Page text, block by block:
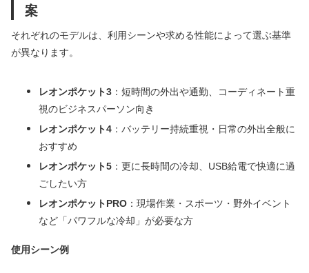
案
それぞれのモデルは、利用シーンや求める性能によって選ぶ基準
が異なります。
レオンポケット3 ：短時間の外出や通勤、コーディネート重
視のビジネスパーソン向き
レオンポケット4 ：バッテリー持続重視・日常の外出全般に
おすすめ
レオンポケット5 ：更に長時間の冷却、USB給電で快適に過
ごしたい方
レオンポケットPRO ：現場作業・スポーツ・野外イベント
など「パワフルな冷却」が必要な方
使用シーン例